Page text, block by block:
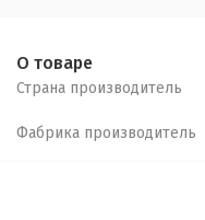
О товаре
Страна производитель
Фабрика производитель